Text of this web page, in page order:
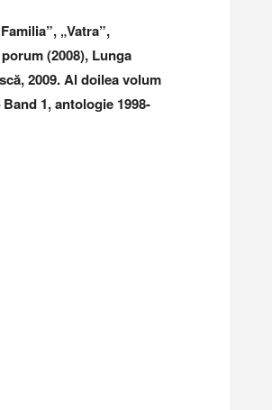
„Vatra”,
(2008), Lunga
2009. Al doilea volum
1, antologie 1998-